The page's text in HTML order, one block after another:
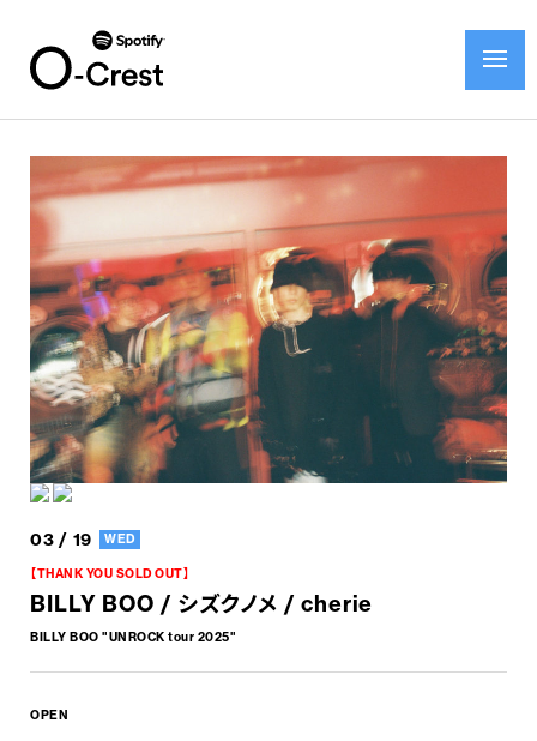
03 / 19 WED
【THANK YOU SOLD OUT】
BILLY BOO / シズクノメ / cherie
BILLY BOO "UNROCK tour 2025"
OPEN